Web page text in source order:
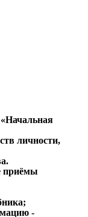
личности,
приёмы
-